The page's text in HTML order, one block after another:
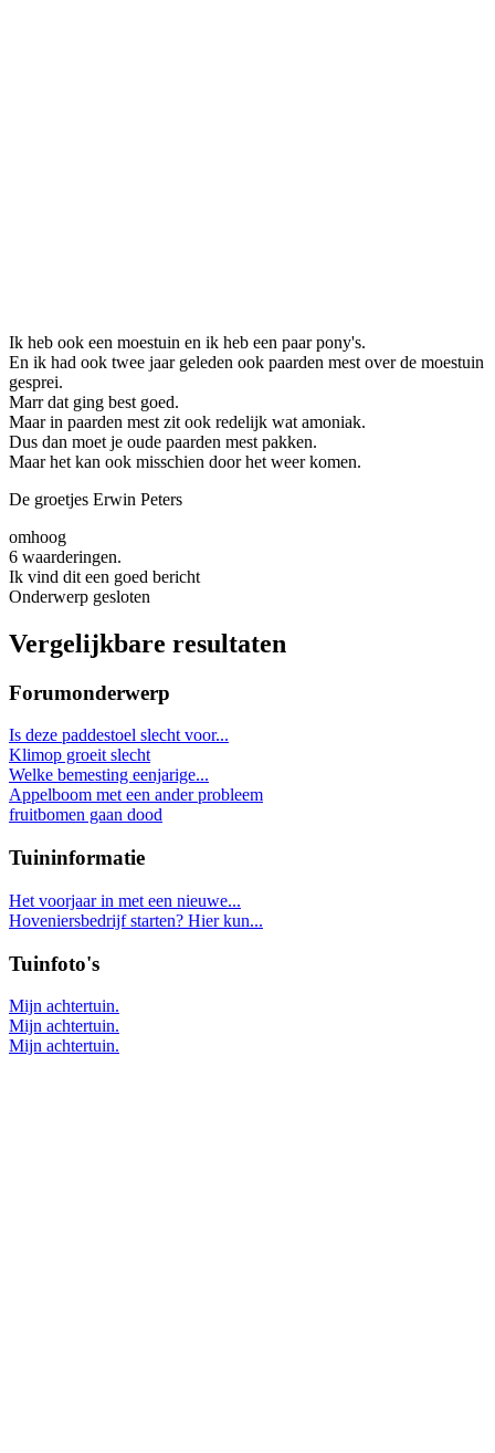
Ik heb ook een moestuin en ik heb een paar pony's.
En ik had ook twee jaar geleden ook paarden mest over de moestuin
gesprei.
Marr dat ging best goed.
Maar in paarden mest zit ook redelijk wat amoniak.
Dus dan moet je oude paarden mest pakken.
Maar het kan ook misschien door het weer komen.
De groetjes Erwin Peters
omhoog
6 waarderingen.
Ik vind dit een goed bericht
Onderwerp gesloten
Vergelijkbare resultaten
Forumonderwerp
Is deze paddestoel slecht voor...
Klimop groeit slecht
Welke bemesting eenjarige...
Appelboom met een ander probleem
fruitbomen gaan dood
Tuininformatie
Het voorjaar in met een nieuwe...
Hoveniersbedrijf starten? Hier kun...
Tuinfoto's
Mijn achtertuin.
Mijn achtertuin.
Mijn achtertuin.